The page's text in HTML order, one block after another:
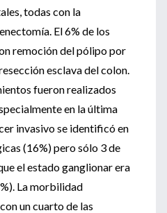
todas con la
El 6% de los
remoción del pólipo por
esclava del colon.
fueron realizados
en la última
invasivo se identificó en
(16%) pero sólo 3 de
el estado ganglionar era
La morbilidad
un cuarto de las